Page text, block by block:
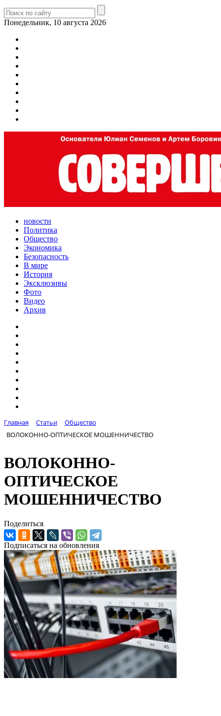
Понедельник, 10 августа 2026
новости
Политика
Общество
Экономика
Безопасность
В мире
История
Эксклюзивы
Фото
Видео
Архив
Главная Статьи
Общество
ВОЛОКОННО-ОПТИЧЕСКОЕ МОШЕННИЧЕСТВО
ВОЛОКОННО-
ОПТИЧЕСКОЕ
МОШЕННИЧЕСТВО
Поделиться
Подписаться на обновления